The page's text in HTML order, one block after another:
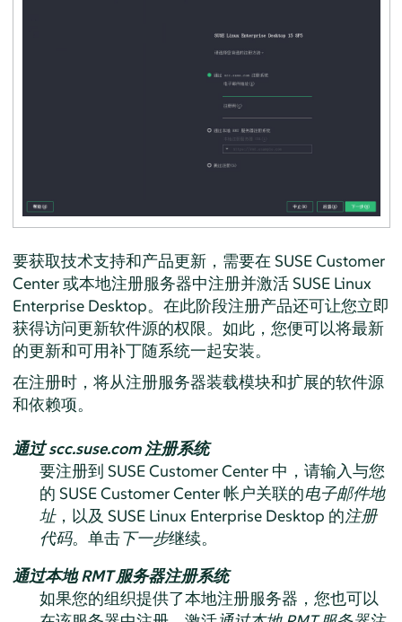
要获取技术支持和产品更新，需要在 SUSE Customer
Center 或本地注册服务器中注册并激活 SUSE Linux
Enterprise Desktop。在此阶段注册产品还可让您立即
获得访问更新软件源的权限。如此，您便可以将最新
的更新和可用补丁随系统一起安装。
在注册时，将从注册服务器装载模块和扩展的软件源
和依赖项。
通过 scc.suse.com 注册系统
要注册到 SUSE Customer Center 中，请输入与您
的 SUSE Customer Center 帐户关联的电子邮件地
址，以及 SUSE Linux Enterprise Desktop 的注册
代码。单击下一步继续。
通过本地 RMT 服务器注册系统
如果您的组织提供了本地注册服务器，您也可以